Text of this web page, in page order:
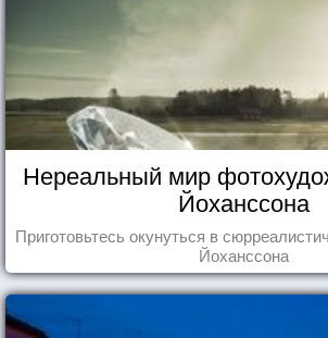
Нереальный мир
Йоханссона
Приготовьтесь окунуться в
Йоханссона